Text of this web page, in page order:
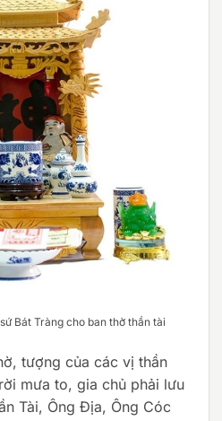
Bát Tràng cho ban thờ thần tài
tượng của các vị thần
mưa to, gia chủ phải lưu
Tài, Ông Địa, Ông Cóc